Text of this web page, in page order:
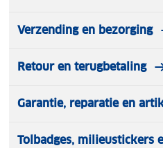
Verzending en bezorging
Retour en terugbetaling
Garantie, reparatie en
Tolbadges, milieustickers